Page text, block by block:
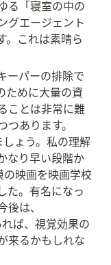
る「寝室の中の
グエージェント
。これは素晴ら
ーパーの排除で
ために大量の資
ことは非常に難
あります。
ょう。私の理解
なり早い段階か
の映画を映画学校
た。有名になっ
は、
ば、視覚効果の
来るかもしれな